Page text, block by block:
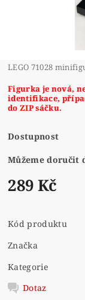
LEGO 71028
Figurka je nová,
identifikace,
do ZIP sáčku.
Dostupnost
Můžeme doručit
289 Kč
Kód produktu
Značka
Kategorie
Dotaz